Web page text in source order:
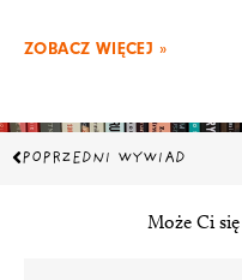
ZOBACZ WIĘCEJ »
Prev
POPRZEDNI WYWIAD
Może Ci